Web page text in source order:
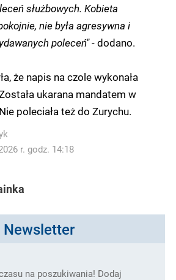
służbowych. Kobieta
nie była agresywna i
poleceń"- dodano.
że napis na czole wykonała
ukarana mandatem w
poleciała też do Zurychu.
r. godz. 14:18
Newsletter
na poszukiwania! Dodaj